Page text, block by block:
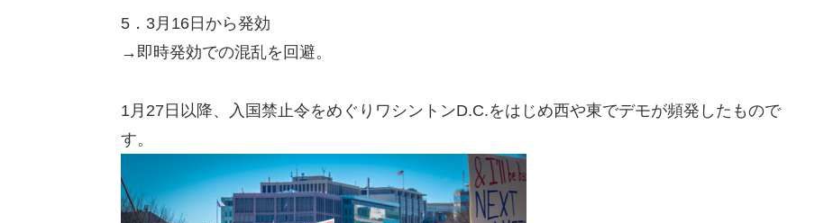
5．3月16日から発効
→即時発効での混乱を回避。
1月27日以降、入国禁止令をめぐりワシントンD.C.をはじめ西や東でデモが頻発したもので
す。